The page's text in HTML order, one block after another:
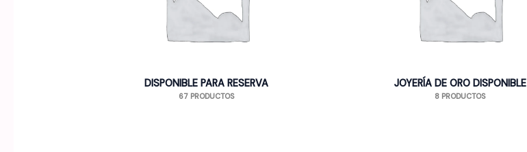
DISPONIBLE PARA RESERVA
67 PRODUCTOS
JOYERÍA DE ORO DISPONIBLE
8 PRODUCTOS